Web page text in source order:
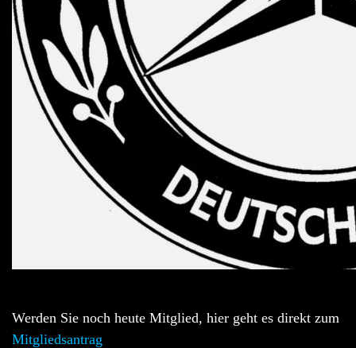
Werden Sie noch heute Mitglied, hier geht es direkt zum
Mitgliedsantrag